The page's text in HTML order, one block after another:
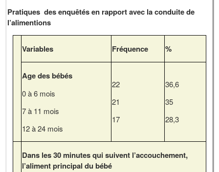
Pratiques des enquêtés en rapport avec la conduite de
l’alimentions
Variables Fréquence %
Age des bébés
0 à 6 mois
7 à 11 mois
12 à 24 mois
22
21
17
36,6
35
28,3
Dans les 30 minutes qui suivent l’accouchement,
l’aliment principal du bébé